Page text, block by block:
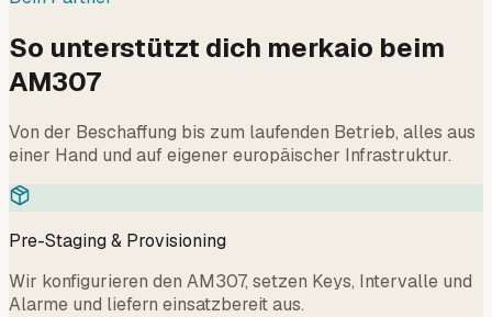
So unterstützt dich merkaio beim
AM307
Von der Beschaffung bis zum laufenden Betrieb, alles aus
einer Hand und auf eigener europäischer Infrastruktur.
Pre-Staging & Provisioning
Wir konfigurieren den AM307, setzen Keys, Intervalle und
Alarme und liefern einsatzbereit aus.